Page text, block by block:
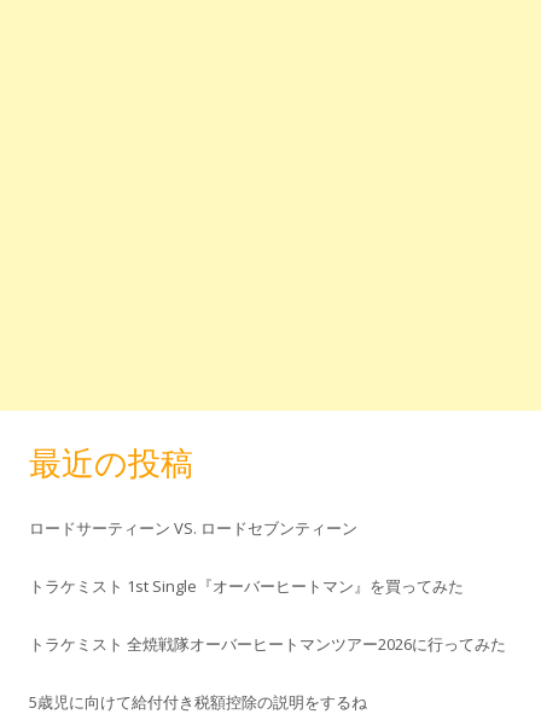
最近の投稿
ロードサーティーン VS. ロードセブンティーン
トラケミスト 1st Single『オーバーヒートマン』を買ってみた
トラケミスト 全焼戦隊オーバーヒートマンツアー2026に行ってみた
5歳児に向けて給付付き税額控除の説明をするね